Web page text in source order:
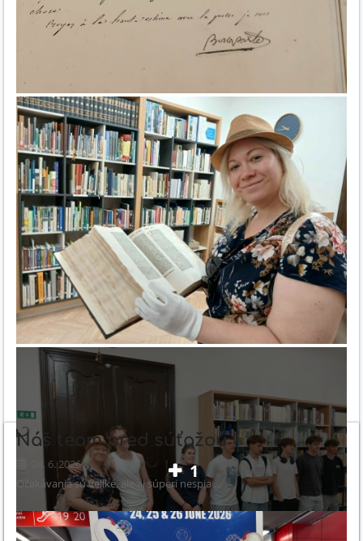
1
Náš team pred súťažou
24. 6. 2026
Očakávania sú velľké, ale aj súperi nespia …